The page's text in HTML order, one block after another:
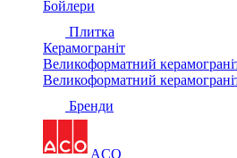
Бойлери
Плитка
Керамограніт
Великоформатний
Великоформатний
Бренди
ACO